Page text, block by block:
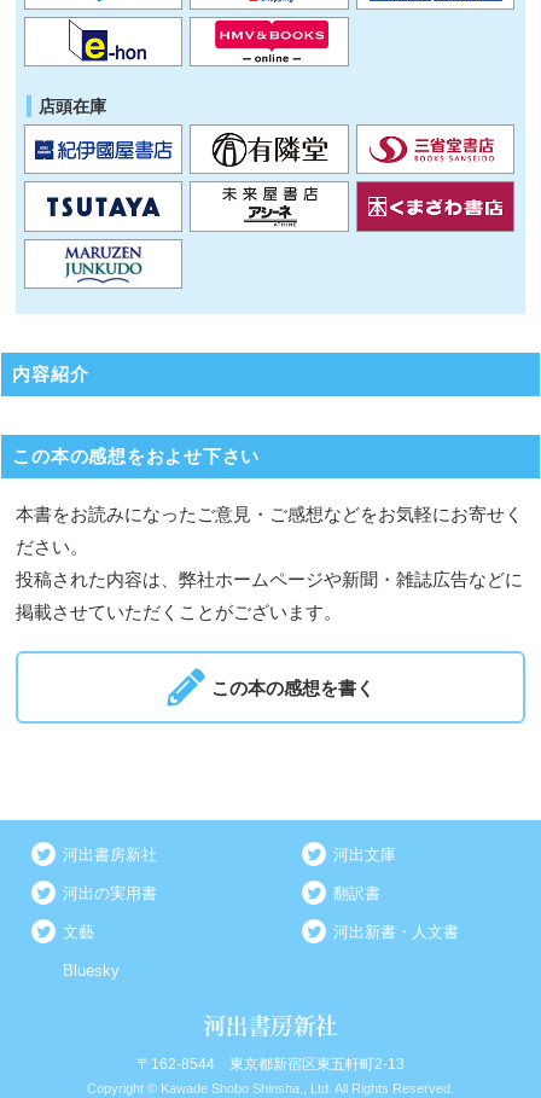
店頭在庫
内容紹介
この本の感想をおよせ下さい
本書をお読みになったご意見・ご感想などをお気軽にお寄せく
ださい。
投稿された内容は、弊社ホームページや新聞・雑誌広告などに
掲載させていただくことがございます。
この本の感想を書く
河出書房新社 河出文庫
河出の実用書 翻訳書
文藝 河出新書・人文書
Bluesky
〒162-8544 東京都新宿区東五軒町2-13
Copyright © Kawade Shobo Shinsha., Ltd. All Rights Reserved.